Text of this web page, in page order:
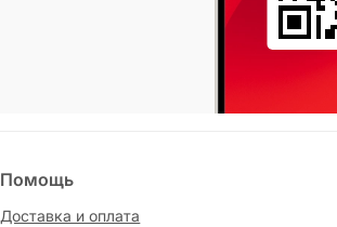
Помощь
Доставка и оплата